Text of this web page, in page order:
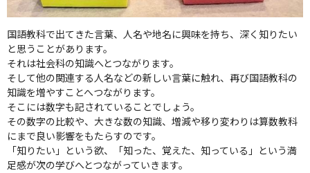
国語教科で出てきた言葉、人名や地名に興味を持ち、深く知りたい
と思うことがあります。
それは社会科の知識へとつながります。
そして他の関連する人名などの新しい言葉に触れ、再び国語教科の
知識を増やすことへつながります。
そこには数字も記されていることでしょう。
その数字の比較や、大きな数の知識、増減や移り変わりは算数教科
にまで良い影響をもたらすのです。
「知りたい」という欲、「知った、覚えた、知っている」という満
足感が次の学びへとつながっていきます。